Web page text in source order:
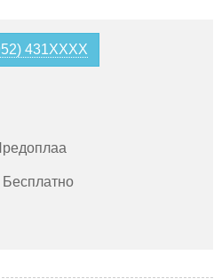
431XXXX
Бесплатно